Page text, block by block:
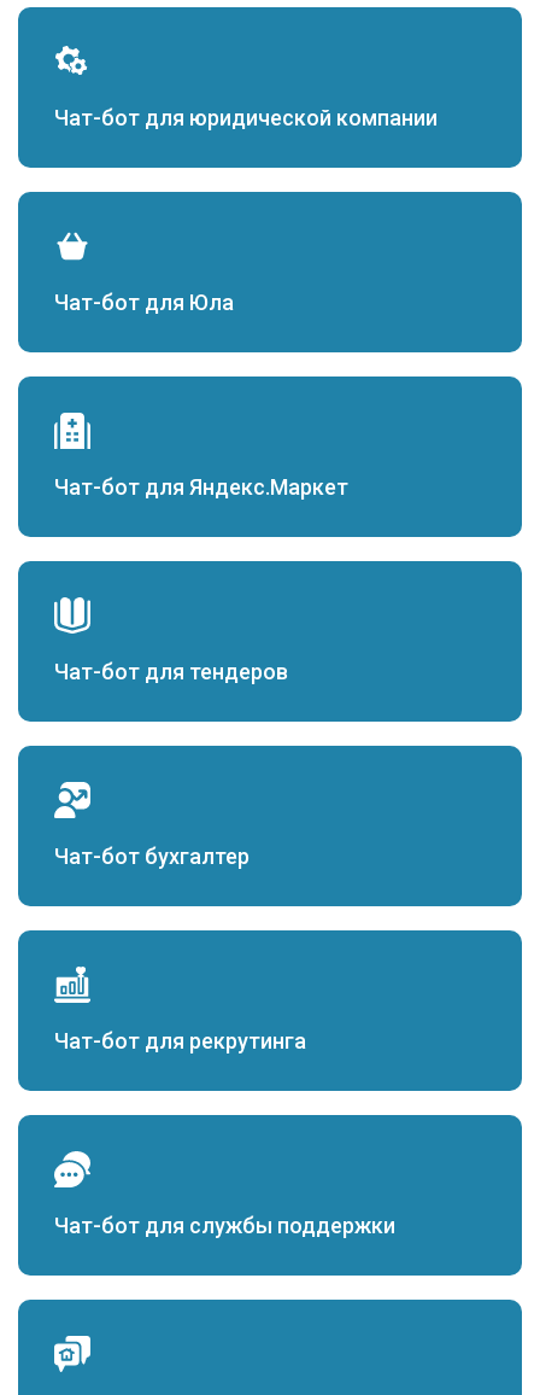
Чат-бот для юридической компании
Чат-бот для Юла
Чат-бот для Яндекс.Маркет
Чат-бот для тендеров
Чат-бот бухгалтер
Чат-бот для рекрутинга
Чат-бот для службы поддержки